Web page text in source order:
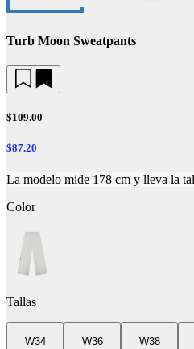
Turb Moon Sweatpants
$109.00
$87.20
La modelo mide 178 cm y lleva la
Color
Tallas
W34
W36
W38